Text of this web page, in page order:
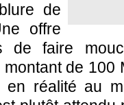
de
offre
de faire
de 100
en réalité au